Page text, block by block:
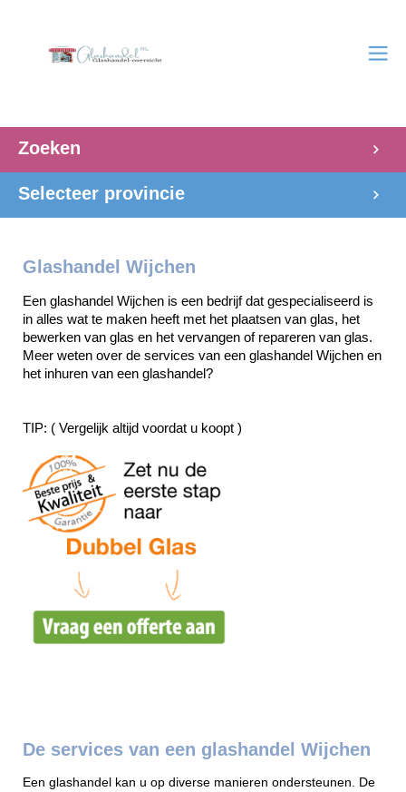
Zoeken
Selecteer provincie
Glashandel Wijchen
Een glashandel Wijchen is een bedrijf dat gespecialiseerd is
in alles wat te maken heeft met het plaatsen van glas, het
bewerken van glas en het vervangen of repareren van glas.
Meer weten over de services van een glashandel Wijchen en
het inhuren van een glashandel?
TIP: ( Vergelijk altijd voordat u koopt )
De services van een glashandel Wijchen
Een glashandel kan u op diverse manieren ondersteunen. De